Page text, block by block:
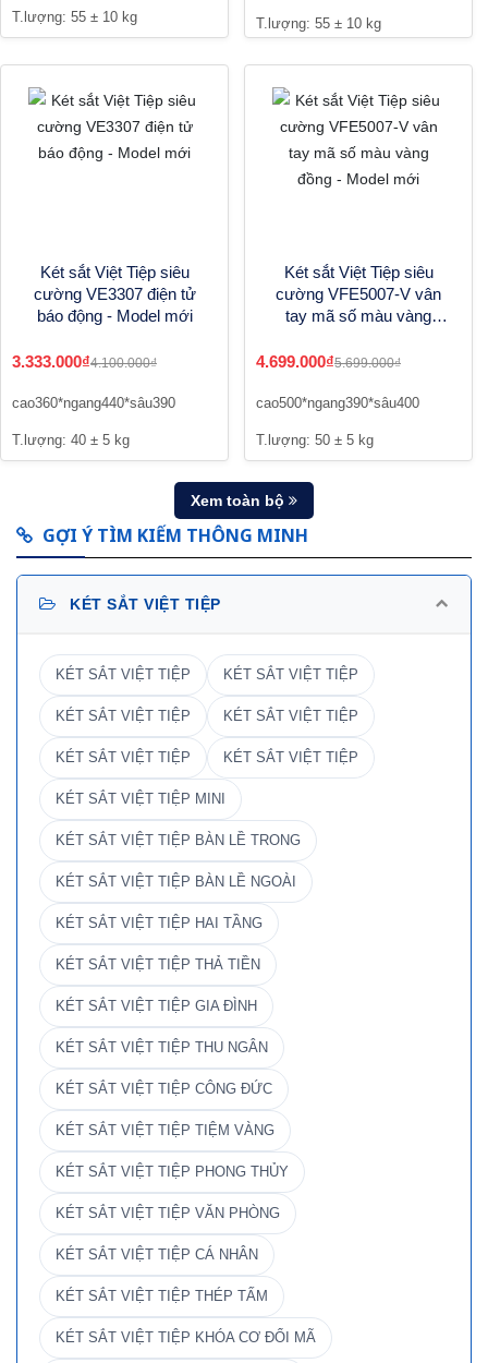
T.lượng: 55 ± 10 kg
T.lượng: 55 ± 10 kg
Két sắt Việt Tiệp siêu
cường VE3307 điện tử
báo động - Model mới
3.333.000₫4.100.000₫
cao360*ngang440*sâu390
T.lượng: 40 ± 5 kg
Két sắt Việt Tiệp siêu
cường VFE5007-V vân
tay mã số màu vàng
4.699.000₫5.699.000₫
cao500*ngang390*sâu400
T.lượng: 50 ± 5 kg
Xem toàn bộ
GỢI Ý TÌM KIẾM THÔNG MINH
KÉT SẮT VIỆT TIỆP
KÉT SẮT VIỆT TIỆP KÉT SẮT VIỆT TIỆP
KÉT SẮT VIỆT TIỆP KÉT SẮT VIỆT TIỆP
KÉT SẮT VIỆT TIỆP KÉT SẮT VIỆT TIỆP
KÉT SẮT VIỆT TIỆP MINI
KÉT SẮT VIỆT TIỆP BÀN LỀ TRONG
KÉT SẮT VIỆT TIỆP BÀN LỀ NGOÀI
KÉT SẮT VIỆT TIỆP HAI TẦNG
KÉT SẮT VIỆT TIỆP THẢ TIỀN
KÉT SẮT VIỆT TIỆP GIA ĐÌNH
KÉT SẮT VIỆT TIỆP THU NGÂN
KÉT SẮT VIỆT TIỆP CÔNG ĐỨC
KÉT SẮT VIỆT TIỆP TIỆM VÀNG
KÉT SẮT VIỆT TIỆP PHONG THỦY
KÉT SẮT VIỆT TIỆP VĂN PHÒNG
KÉT SẮT VIỆT TIỆP CÁ NHÂN
KÉT SẮT VIỆT TIỆP THÉP TẤM
KÉT SẮT VIỆT TIỆP KHÓA CƠ ĐỔI MÃ